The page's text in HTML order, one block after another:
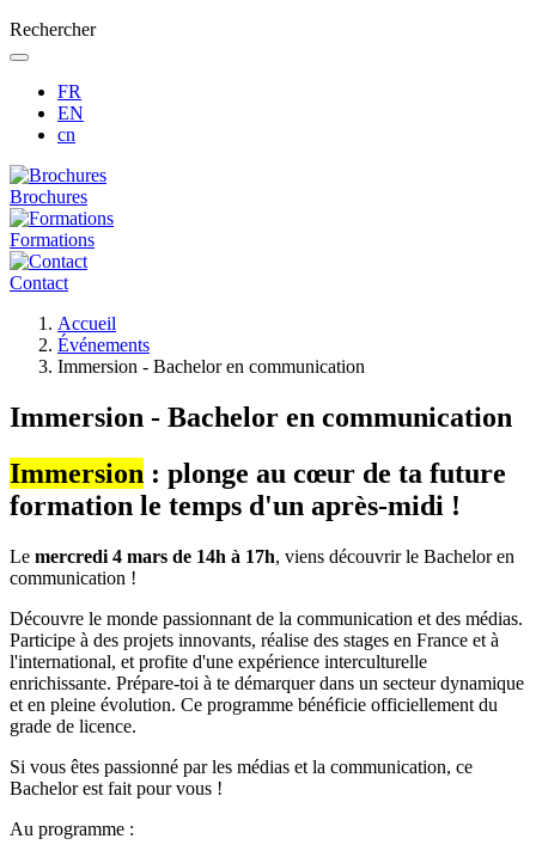
Rechercher
FR
EN
cn
Brochures
Formations
Contact
d'Ariane
Accueil
Événements
Immersion - Bachelor en communication
Immersion - Bachelor en communication
Immersion : plonge au cœur de ta future
formation le temps d'un après-midi !
Le mercredi 4 mars de 14h à 17h, viens découvrir le Bachelor en
communication !
Découvre le monde passionnant de la communication et des médias.
Participe à des projets innovants, réalise des stages en France et à
l'international, et profite d'une expérience interculturelle
enrichissante. Prépare-toi à te démarquer dans un secteur dynamique
et en pleine évolution. Ce programme bénéficie officiellement du
grade de licence.
Si vous êtes passionné par les médias et la communication, ce
Bachelor est fait pour vous !
Au programme :